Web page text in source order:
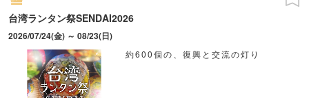
台湾ランタン祭SENDAI2026
2026/07/24(金) ～ 08/23(日)
約600個の、復興と交流の灯り